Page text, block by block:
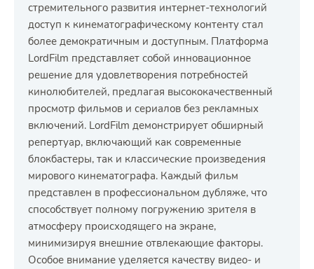
стремительного развития интернет-технологий
доступ к кинематографическому контенту стал
более демократичным и доступным. Платформа
LordFilm представляет собой инновационное
решение для удовлетворения потребностей
кинолюбителей, предлагая высококачественный
просмотр фильмов и сериалов без рекламных
включений. LordFilm демонстрирует обширный
репертуар, включающий как современные
блокбастеры, так и классические произведения
мирового кинематографа. Каждый фильм
представлен в профессиональном дубляже, что
способствует полному погружению зрителя в
атмосферу происходящего на экране,
минимизируя внешние отвлекающие факторы.
Особое внимание уделяется качеству видео- и